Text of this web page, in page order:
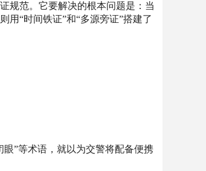
规范。它要解决的根本问题是：当
用“时间铁证”和“多源旁证”搭建了
”等术语，就以为交警将配备便携